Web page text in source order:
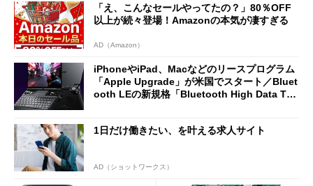
「え、こんなセールやってたの？」80％OFF
以上が続々登場！Amazonの本気が凄すぎる
AD（Amazon）
iPhoneやiPad、Macなどのリースプログラム
「Apple Upgrade」が米国でスタート／Bluet
ooth LEの新規格「Bluetooth High Data Thr
1日だけ働きたい、を叶える求人サイト
AD（ショットワークス）